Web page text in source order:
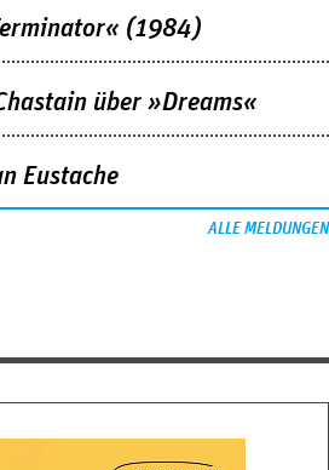
(1984)
über »Dreams«
Eustache
ALLE MELDUNGEN